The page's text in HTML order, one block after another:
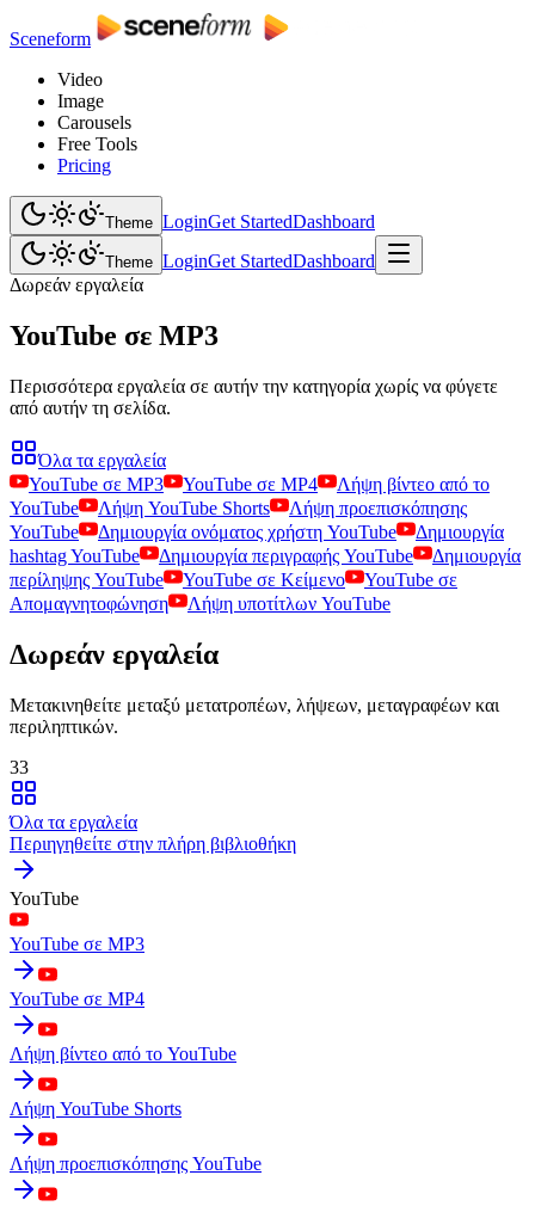
Sceneform
Video
Image
Carousels
Free Tools
Pricing
Theme LoginGet StartedDashboard
Theme LoginGet StartedDashboard
Δωρεάν εργαλεία
YouTube σε MP3
Περισσότερα εργαλεία σε αυτήν την κατηγορία χωρίς να φύγετε
από αυτήν τη σελίδα.
Όλα τα εργαλεία
YouTube σε MP3
YouTube σε MP4
Λήψη βίντεο από το
YouTube
Λήψη YouTube Shorts
Λήψη προεπισκόπησης
YouTube
Δημιουργία ονόματος χρήστη YouTube
Δημιουργία
hashtag YouTube
Δημιουργία περιγραφής YouTube
Δημιουργία
περίληψης YouTube
YouTube σε Κείμενο
YouTube σε
Απομαγνητοφώνηση
Λήψη υποτίτλων YouTube
Δωρεάν εργαλεία
Μετακινηθείτε μεταξύ μετατροπέων, λήψεων, μεταγραφέων και
περιληπτικών.
33
Όλα τα εργαλεία
Περιηγηθείτε στην πλήρη βιβλιοθήκη
YouTube
YouTube σε MP3
YouTube σε MP4
Λήψη βίντεο από το YouTube
Λήψη YouTube Shorts
Λήψη προεπισκόπησης YouTube